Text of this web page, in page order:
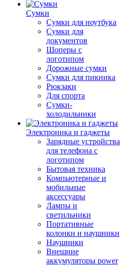
Сумки
Сумки для ноутбука
Сумки для
документов
Шоперы с
логотипом
Дорожные сумки
Сумки для пикника
Рюкзаки
Для спорта
Сумки-
холодильники
Электроника и гаджеты
Зарядные устройства
для телефона с
логотипом
Бытовая техника
Компьютерные и
мобильные
аксессуары
Лампы и
светильники
Портативные
колонки и наушники
Наушники
Внешние
аккумуляторы power